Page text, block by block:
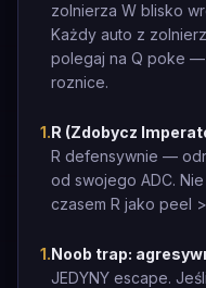
zolnierza W blisko
Każdy auto z
polegaj na Q poke
roznice.
1.R (Zdobycz
R defensywnie —
od swojego ADC.
czasem R jako peel
1.Noob trap:
JEDYNY escape.